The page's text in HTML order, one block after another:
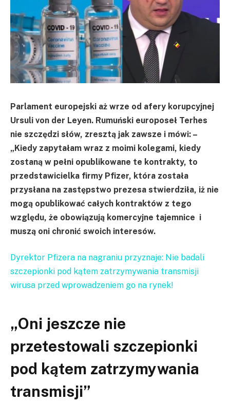
Parlament europejski aż wrze od afery korupcyjnej
Ursuli von der Leyen. Rumuński europoseł Terhes
nie szczędzi słów, zresztą jak zawsze i mówi: –
„Kiedy zapytałam wraz z moimi kolegami, kiedy
zostaną w pełni opublikowane te kontrakty, to
przedstawicielka firmy Pfizer, która została
przysłana na zastępstwo prezesa stwierdziła, iż nie
mogą opublikować całych kontraktów z tego
względu, że obowiązują komercyjne tajemnice i
muszą oni chronić swoich interesów.
Dyrektor Pfizera na nagraniu przyznaje: Nie badali
szczepionki pod kątem zatrzymywania transmisji
wirusa przed wprowadzeniem go na rynek!
„Oni jeszcze nie
przetestowali szczepionki
pod kątem zatrzymywania
transmisji”